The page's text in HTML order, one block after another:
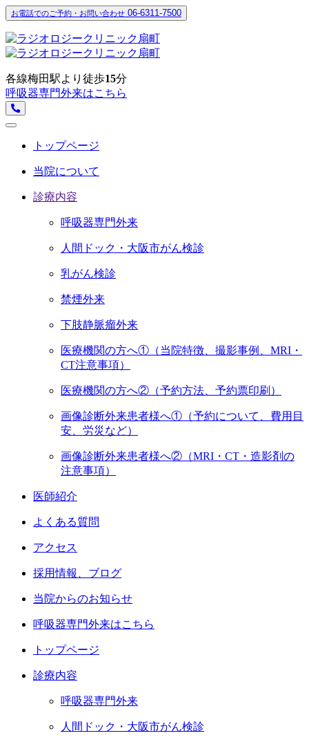
お電話でのご予約・お問い合わせ 06-6311-7500
各線梅田駅より徒歩15分
呼吸器専門外来はこちら
トップページ
当院について
診療内容
呼吸器専門外来
人間ドック・大阪市がん検診
乳がん検診
禁煙外来
下肢静脈瘤外来
医療機関の方へ①（当院特徴、撮影事例、MRI・
CT注意事項）
医療機関の方へ②（予約方法、予約票印刷）
画像診断外来患者様へ①（予約について、費用目
安、労災など）
画像診断外来患者様へ②（MRI・CT・造影剤の
注意事項）
医師紹介
よくある質問
アクセス
採用情報、ブログ
当院からのお知らせ
呼吸器専門外来はこちら
トップページ
診療内容
呼吸器専門外来
人間ドック・大阪市がん検診